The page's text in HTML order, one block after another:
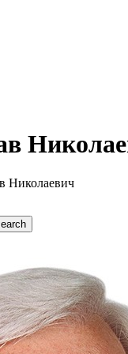
Николаевич